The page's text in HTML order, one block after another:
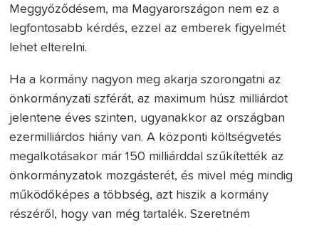
Meggyőződésem, ma Magyarországon nem ez a
legfontosabb kérdés, ezzel az emberek figyelmét
lehet elterelni.
Ha a kormány nagyon meg akarja szorongatni az
önkormányzati szférát, az maximum húsz milliárdot
jelentene éves szinten, ugyanakkor az országban
ezermilliárdos hiány van. A központi költségvetés
megalkotásakor már 150 milliárddal szűkítették az
önkormányzatok mozgásterét, és mivel még mindig
működőképes a többség, azt hiszik a kormány
részéről, hogy van még tartalék. Szeretném